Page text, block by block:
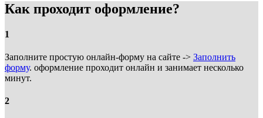
Как проходит оформление?
1
Заполните простую онлайн-форму на сайте -> Заполнить
форму. оформление проходит онлайн и занимает несколько
минут.
2